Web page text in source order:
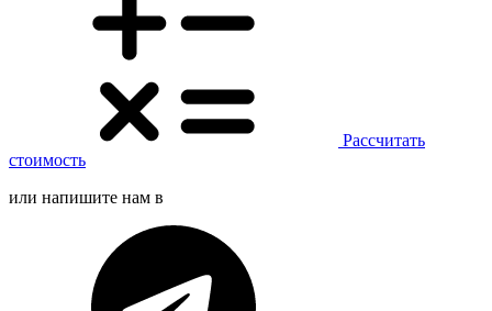
Рассчитать
стоимость
или напишите нам в